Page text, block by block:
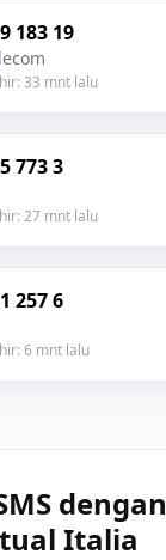
183 19
33 mnt lalu
773 3
27 mnt lalu
257 6
6 mnt lalu
dengan
Italia